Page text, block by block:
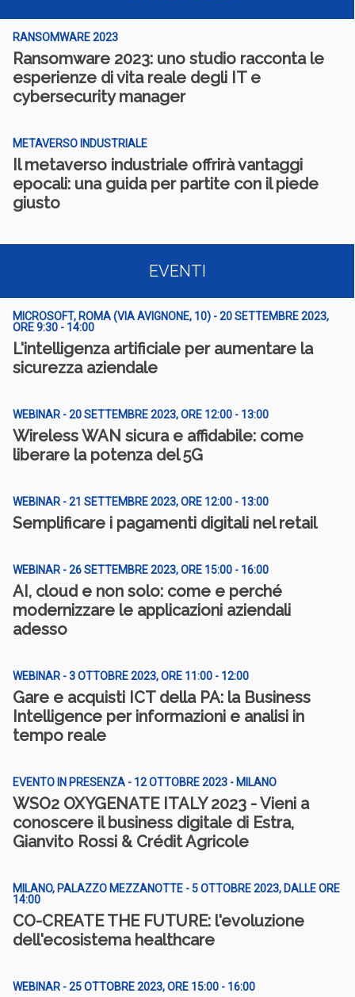
RANSOMWARE 2023
Ransomware 2023: uno studio racconta le
esperienze di vita reale degli IT e
cybersecurity manager
METAVERSO INDUSTRIALE
Il metaverso industriale offrirà vantaggi
epocali: una guida per partite con il piede
giusto
EVENTI
MICROSOFT, ROMA (VIA AVIGNONE, 10) - 20 SETTEMBRE 2023,
ORE 9:30 - 14:00
L'intelligenza artificiale per aumentare la
sicurezza aziendale
WEBINAR - 20 SETTEMBRE 2023, ORE 12:00 - 13:00
Wireless WAN sicura e affidabile: come
liberare la potenza del 5G
WEBINAR - 21 SETTEMBRE 2023, ORE 12:00 - 13:00
Semplificare i pagamenti digitali nel retail
WEBINAR - 26 SETTEMBRE 2023, ORE 15:00 - 16:00
AI, cloud e non solo: come e perché
modernizzare le applicazioni aziendali
adesso
WEBINAR - 3 OTTOBRE 2023, ORE 11:00 - 12:00
Gare e acquisti ICT della PA: la Business
Intelligence per informazioni e analisi in
tempo reale
EVENTO IN PRESENZA - 12 OTTOBRE 2023 - MILANO
WSO2 OXYGENATE ITALY 2023 - Vieni a
conoscere il business digitale di Estra,
Gianvito Rossi & Crédit Agricole
MILANO, PALAZZO MEZZANOTTE - 5 OTTOBRE 2023, DALLE ORE
14:00
CO-CREATE THE FUTURE: l'evoluzione
dell'ecosistema healthcare
WEBINAR - 25 OTTOBRE 2023, ORE 15:00 - 16:00